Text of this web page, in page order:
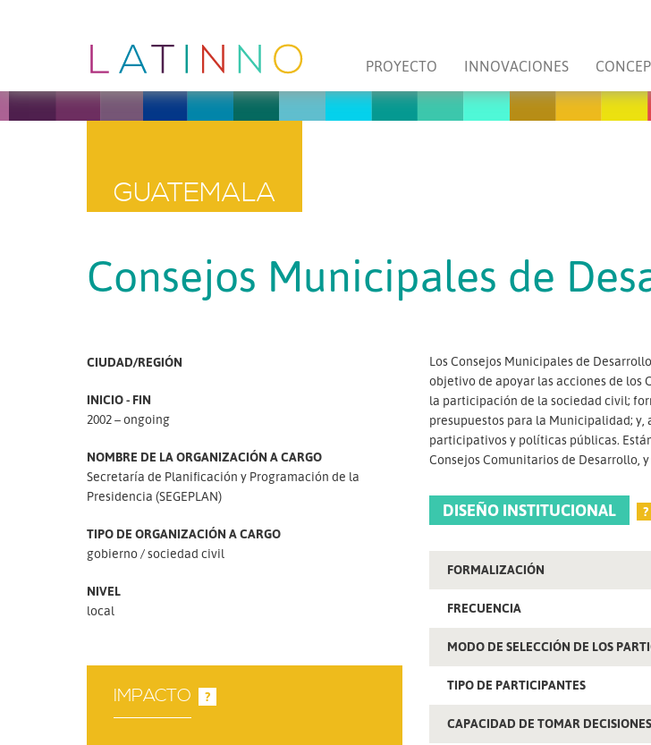
PROYECTO INNOVACIONES
GUATEMALA
Consejos Municipales de
CIUDAD/REGIÓN
INICIO - FIN
2002 – ongoing
NOMBRE DE LA ORGANIZACIÓN A CARGO
Secretaría de Planificación y Programación de la
Presidencia (SEGEPLAN)
TIPO DE ORGANIZACIÓN A CARGO
gobierno
sociedad civil
NIVEL
local
IMPACTO ?
Los Consejos Municipales de
objetivo de apoyar las acciones de los
la participación de la sociedad civil;
presupuestos para la Municipalidad;
participativos y políticas públicas.
Consejos Comunitarios de Desarrollo,
DISEÑO INSTITUCIONAL ?
FORMALIZACIÓN
FRECUENCIA
MODO DE SELECCIÓN DE LOS
TIPO DE PARTICIPANTES
CAPACIDAD DE TOMAR